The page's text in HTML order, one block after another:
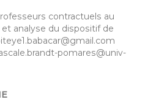
contractuels au
analyse du dispositif de
pomares@univ-